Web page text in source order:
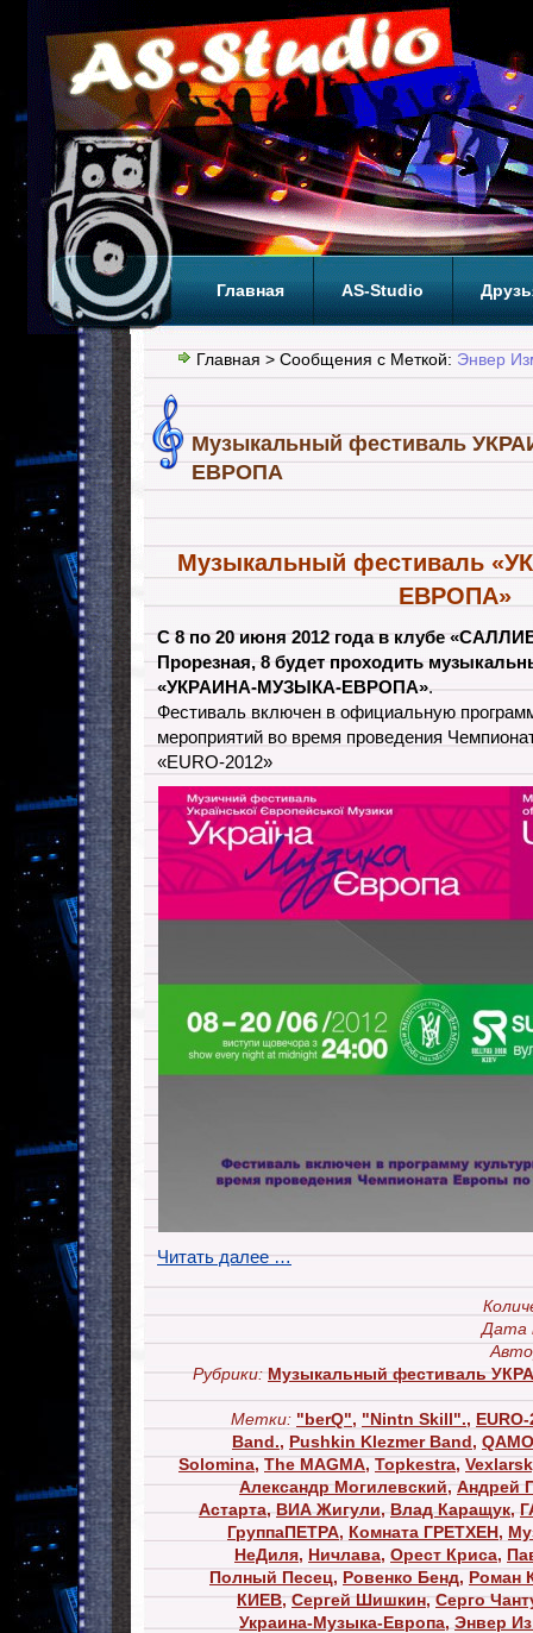
Главная AS-Studio
Теги ТОП
Главная > Сообщения с Меткой: Энвер
Музыкальный фестиваль
ЕВРОПА
Музыкальный фестиваль
ЕВРОПА»
С 8 по 20 июня 2012 года в клубе
Прорезная, 8 будет проходить
«УКРАИНА-МУЗЫКА-ЕВРОПА».
Фестиваль включен в официальную
мероприятий во время проведения
«EURO-2012»
Читать далее …
Дата
Рубрики: Музыкальный фестиваль
Метки: "berQ", "Nintn Skill".,
Band., Pushkin Klezmer Band,
Solomina, The MAGMA, Topkestra,
Александр Могилевский,Андрей
Астарта,ВИА Жигули,Влад Каращук,
ГруппаПЕТРА, Комната ГРЕТХЕН,
НеДиля, Ничлава, Орест Криса,
Полный Песец, Ровенко Бенд, Роман
КИЕВ,Сергей Шишкин,Серго
Украина-Музыка-Европа, Энвер